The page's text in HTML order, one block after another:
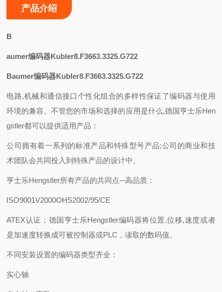
产品介绍
B
aumer编码器Kubler8.F3663.3325.G722
Baumer编码器Kubler8.F3663.3325.G722
电路,机械和通信接口个性化组合的多样性保证了编码器与使用
环境的兼容。不管您的市场和选择的应用是什么,德国亨士乐Hen
gstler都可以提供适用产品：
公司拥有着一系列的标准产品和特殊型号产品;公司的商业和技
术团队会共同投入到特殊产品的设计中。
亨士乐Hengstler所有产品的共同点─高品质：
ISO9001V2000OHS2002/95/CE
ATEX认证；德国亨士乐Hengstler编码器将位置,位移,速度或者
是加速度转换成可被控制器或PLC，读取的数码值。
不同安装设置的编码器类型齐全：
实心轴